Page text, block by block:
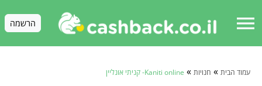
menu הרשמה
עמוד הבית » חנויות » Kaniti online- קניתי אונליין